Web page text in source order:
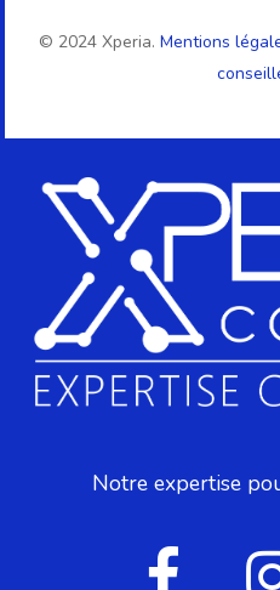
Notre expertise
© 2024 Xperia. Mentions